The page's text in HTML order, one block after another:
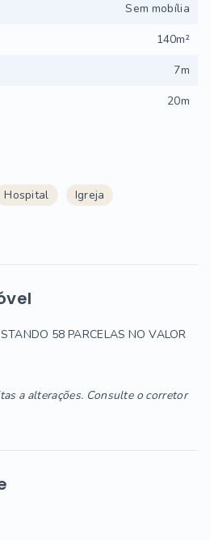
Hospital
Igreja
58 PARCELAS NO VALOR
a alterações. Consulte o corretor
Sem mobília
140m²
7m
20m